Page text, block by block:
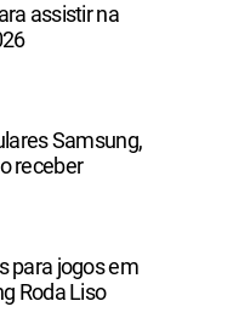
assistir na
Samsung,
receber
para jogos em
Roda Liso